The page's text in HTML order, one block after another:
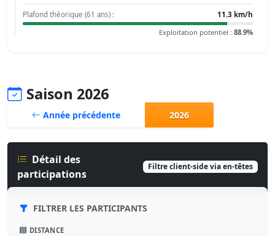
Plafond théorique (61 ans) :
11.3 km/h
Exploitation potentiel : 88.9%
Saison 2026
Année précédente 2026
Détail des
participations
Filtre client-side via en-têtes
FILTRER LES PARTICIPANTS
DISTANCE